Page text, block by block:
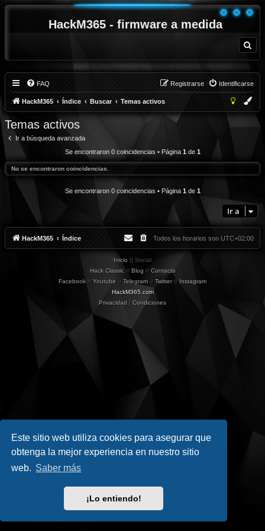
Este sitio web utiliza cookies para asegurar que
obtenga la mejor experiencia en nuestro sitio
web. Saber más
¡Lo entiendo!
HackM365 - firmware a medida
u
FAQ Identificarse
Registrarse
HackM365 Índice Buscar Temas activos
Temas activos
Ir a búsqueda avanzada
Se encontraron 0 coincidencias • Página 1 de 1
No se encontraron coincidencias.
Se encontraron 0 coincidencias • Página 1de 1
Ir a
HackM365 Índice Todos los horarios son UTC+02:00
Inicio || Social
Hack Classic// Blog // Contacto
Facebook // Youtube // Telegram // Twitter// Instagram
HackM365.com
Privacidad | Condiciones